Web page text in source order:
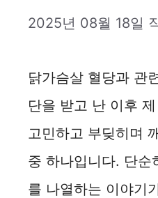
2025년 08월 18일
닭가슴살 혈당과 관
단을 받고 난 이후
고민하고 부딪히며
중 하나입니다. 단순
를 나열하는 이야기